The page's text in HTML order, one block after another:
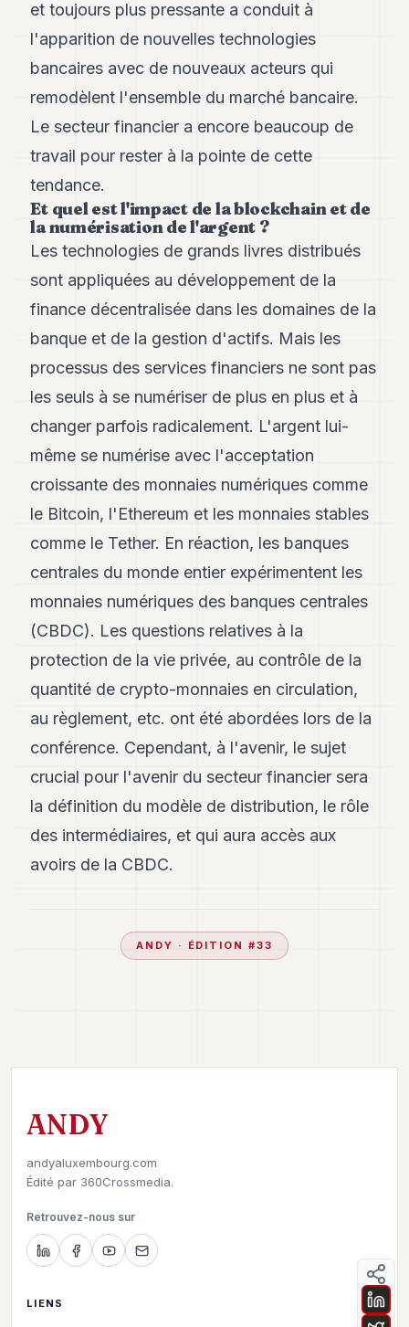
et toujours plus pressante a conduit à
l'apparition de nouvelles technologies
bancaires avec de nouveaux acteurs qui
remodèlent l'ensemble du marché bancaire.
Le secteur financier a encore beaucoup de
travail pour rester à la pointe de cette
tendance.
Et quel est l'impact de la blockchain et de
la numérisation de l'argent ?
Les technologies de grands livres distribués
sont appliquées au développement de la
finance décentralisée dans les domaines de la
banque et de la gestion d'actifs. Mais les
processus des services financiers ne sont pas
les seuls à se numériser de plus en plus et à
changer parfois radicalement. L'argent lui-
même se numérise avec l'acceptation
croissante des monnaies numériques comme
le Bitcoin, l'Ethereum et les monnaies stables
comme le Tether. En réaction, les banques
centrales du monde entier expérimentent les
monnaies numériques des banques centrales
(CBDC). Les questions relatives à la
protection de la vie privée, au contrôle de la
quantité de crypto-monnaies en circulation,
au règlement, etc. ont été abordées lors de la
conférence. Cependant, à l'avenir, le sujet
crucial pour l'avenir du secteur financier sera
la définition du modèle de distribution, le rôle
des intermédiaires, et qui aura accès aux
avoirs de la CBDC.
ANDY · ÉDITION #33
ANDY
andyaluxembourg.com
Édité par 360Crossmedia.
Retrouvez-nous sur
LIENS